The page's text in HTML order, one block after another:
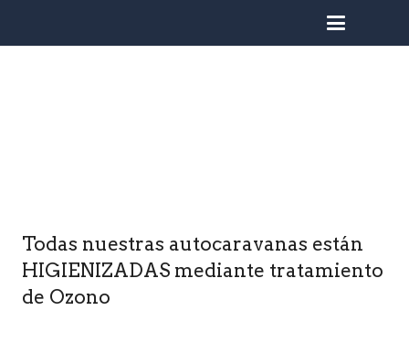
Todas nuestras autocaravanas están
HIGIENIZADAS mediante tratamiento
de Ozono